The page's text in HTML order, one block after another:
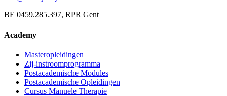
BE 0459.285.397, RPR Gent
Academy
Masteropleidingen
Zij-instroomprogramma
Postacademische Modules
Postacademische Opleidingen
Cursus Manuele Therapie